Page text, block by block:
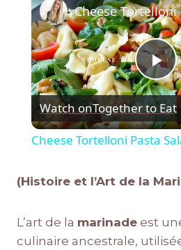
Watch onTogether to Eat
Cheese Tortelloni Pasta
(Histoire et l’Art de la
L’art de la marinade est
culinaire ancestrale,